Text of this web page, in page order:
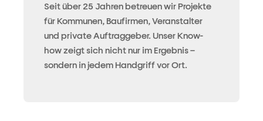
Seit über 25 Jahren betreuen wir Projekte
für Kommunen, Baufirmen, Veranstalter
und private Auftraggeber. Unser Know-
how zeigt sich nicht nur im Ergebnis –
sondern in jedem Handgriff vor Ort.